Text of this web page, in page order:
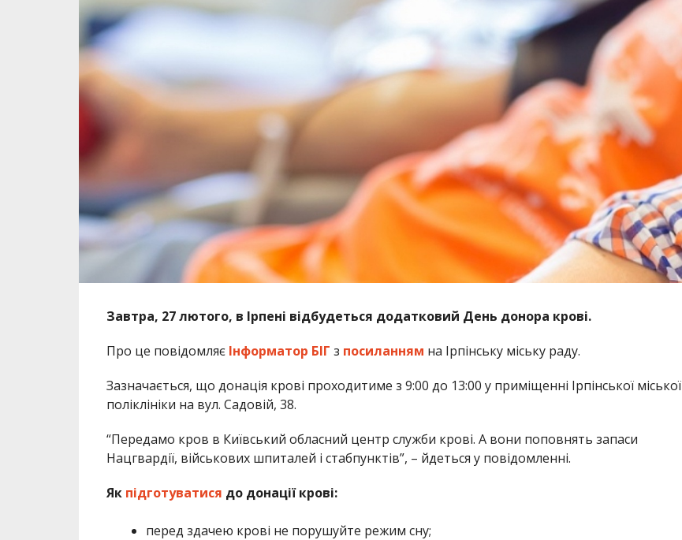
Завтра, 27 лютого, в Ірпені відбудеться додатковий День донора крові.
Про це повідомляє Інформатор БІГ з посиланням на Ірпінську міську раду.
Зазначається, що донація крові проходитиме з 9:00 до 13:00 у приміщенні Ірпінської міської
поліклініки на вул. Садовій, 38.
“Передамо кров в Київський обласний центр служби крові. А вони поповнять запаси
Нацгвардії, військових шпиталей і стабпунктів”, – йдеться у повідомленні.
Як підготуватися до донації крові:
перед здачею крові не порушуйте режим сну;